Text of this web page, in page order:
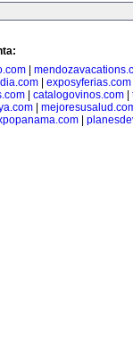
|
exposyferias.com
| catalogovinos.com|